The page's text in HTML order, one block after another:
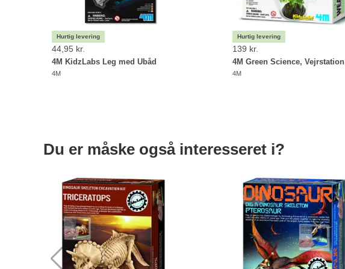
44,95 kr.
4M KidzLabs Leg med Ubåd
4M
139 kr.
4M Green Science, Vejrstation
4M
Du er måske også interesseret i?